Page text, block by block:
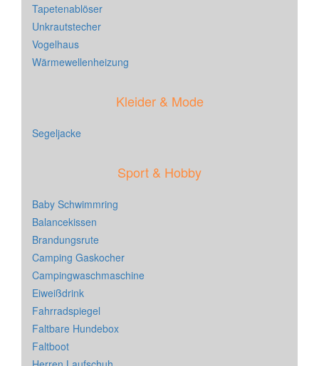
Tapetenablöser
Unkrautstecher
Vogelhaus
Wärmewellenheizung
Kleider & Mode
Segeljacke
Sport & Hobby
Baby Schwimmring
Balancekissen
Brandungsrute
Camping Gaskocher
Campingwaschmaschine
Eiweißdrink
Fahrradspiegel
Faltbare Hundebox
Faltboot